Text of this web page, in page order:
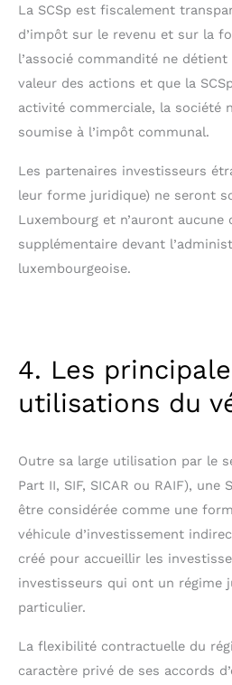
La SCSp est fiscalement
d’impôt sur le revenu et sur la
l’associé commandité ne
valeur des actions et que la
activité commerciale, la société
soumise à l’impôt communal.
Les partenaires investisseurs
leur forme juridique) ne seront
Luxembourg et n’auront aucune
supplémentaire devant
luxembourgeoise.
4. Les
utilisations du
Outre sa large utilisation par le
Part II, SIF, SICAR ou RAIF), une
être considérée comme une
véhicule d’investissement
créé pour accueillir les
investisseurs qui ont un régime
particulier.
La flexibilité contractuelle du
caractère privé de ses accords